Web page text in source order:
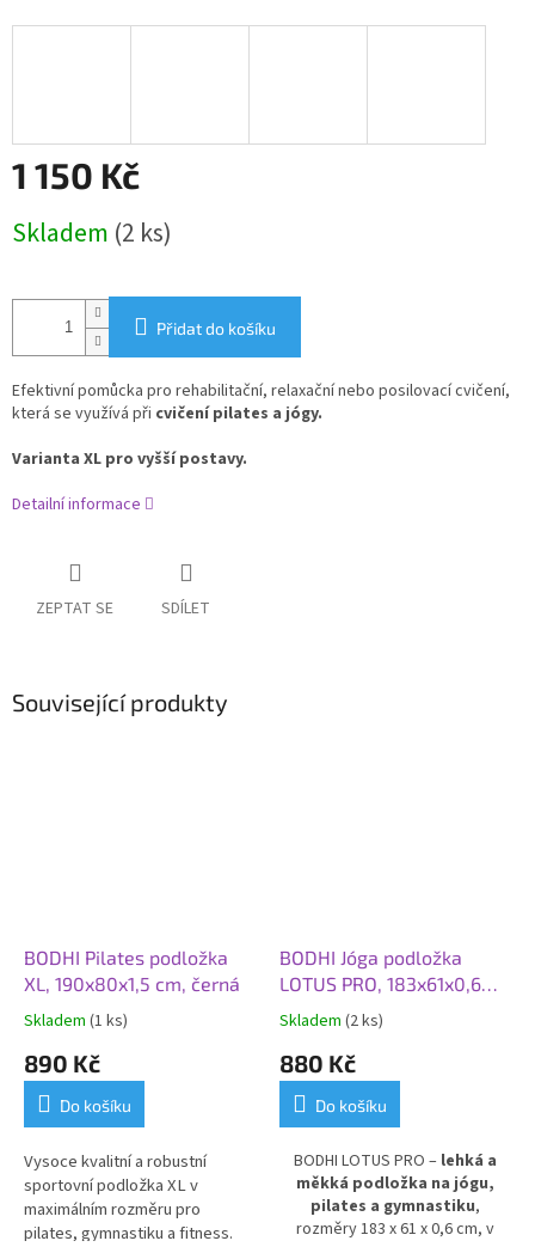
1 150 Kč
cena:
Skladem (2 ks)
Přidat do košíku
Efektivní pomůcka pro rehabilitační, relaxační nebo posilovací cvičení,
která se využívá při cvičení pilates a jógy.
Varianta XL pro vyšší postavy.
Detailní informace
ZEPTAT SE SDÍLET
Související produkty
BODHI Pilates podložka
XL, 190x80x1,5 cm, černá
Skladem (1 ks)
890 Kč
Do košíku
Vysoce kvalitní a robustní
sportovní podložka XL v
maximálním rozměru pro
pilates, gymnastiku a fitness.
BODHI Jóga podložka
LOTUS PRO, 183x61x0,6
cm, tmavě zelená/zelená
Skladem (2 ks)
880 Kč
Do košíku
BODHI LOTUS PRO – lehká a
měkká podložka na jógu,
pilates a gymnastiku,
rozměry 183 x 61 x 0,6 cm, v